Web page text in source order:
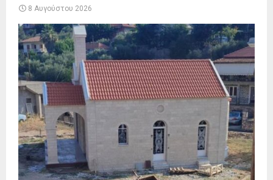
8 Αυγούστου 2026